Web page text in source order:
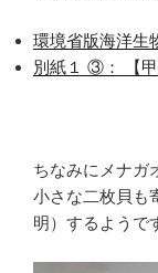
環境省版海洋生
別紙１ ③： 【甲
ちなみにメナガ
小さな二枚貝も
明）するようで